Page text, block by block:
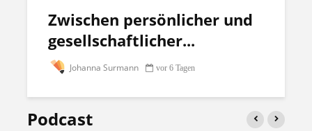
Zwischen persönlicher und
gesellschaftlicher...
Johanna Surmann vor 6 Tagen
Podcast